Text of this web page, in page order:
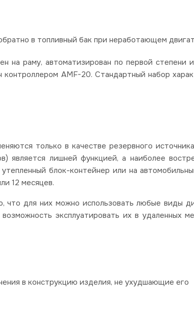
в топливный бак при неработающем
на раму, автоматизирован по первой степени
AMF-20. Стандартный набор
только в качестве резервного
является лишней функцией, а наиболее
блок-контейнер или на
12 месяцев.
что для них можно использовать любые виды
эксплуатировать их в удаленных
в конструкцию изделия, не ухудшающие его